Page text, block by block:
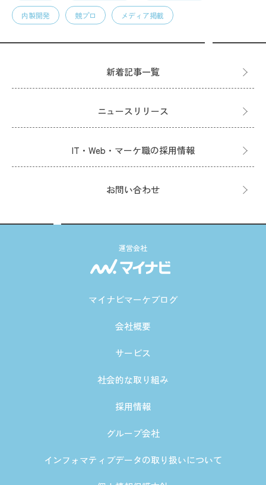
内製開発 競プロ メディア掲載
新着記事一覧
ニュースリリース
IT・Web・マーケ職の採用情報
お問い合わせ
運営会社
マイナビマーケブログ
会社概要
サービス
社会的な取り組み
採用情報
グループ会社
インフォマティブデータの取り扱いについて